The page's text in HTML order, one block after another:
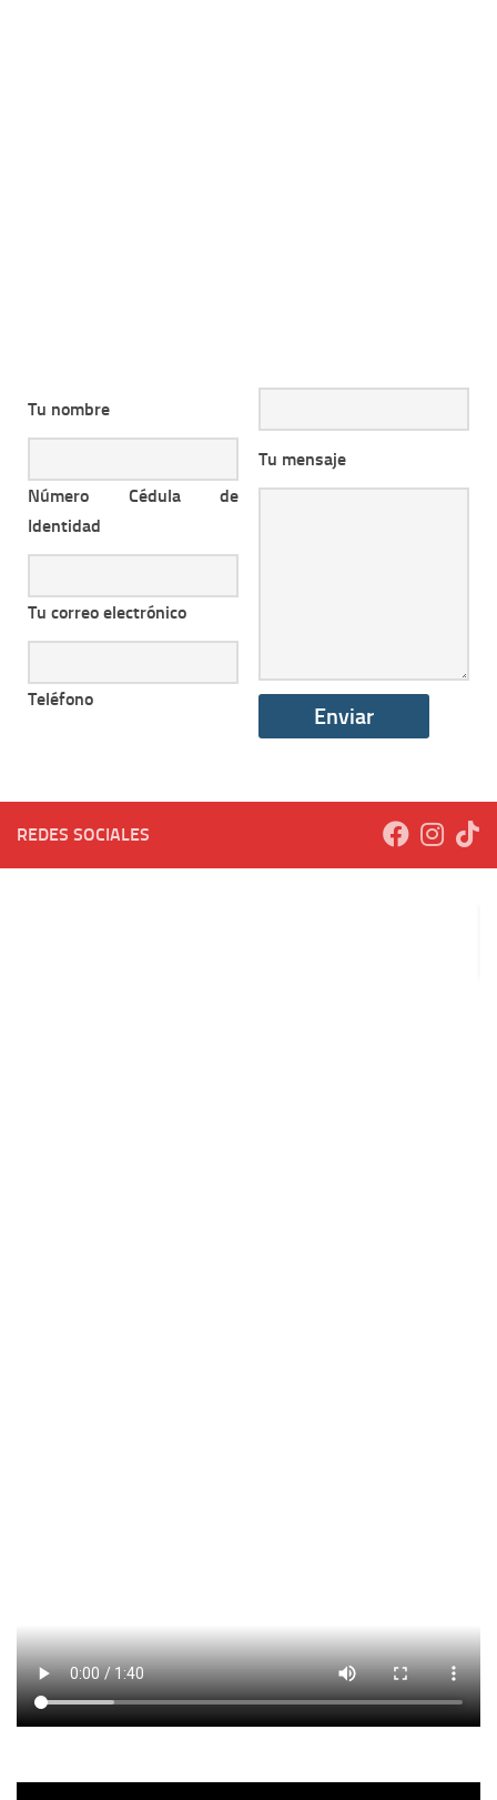
Tu nombre
Número Cédula de
Identidad
Tu correo electrónico
Teléfono
Tu mensaje
REDES SOCIALES